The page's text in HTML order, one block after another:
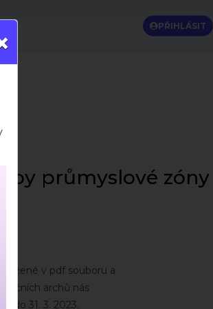
PŘIHLÁSIT
průmyslové
v pdf souboru a
archů nás
do 31. 3. 2023.